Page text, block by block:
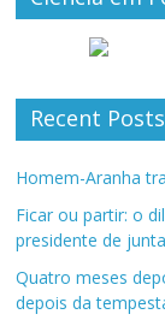
Recent Posts
Homem-Aranha
Ficar ou partir: o
presidente de
Quatro meses
depois da